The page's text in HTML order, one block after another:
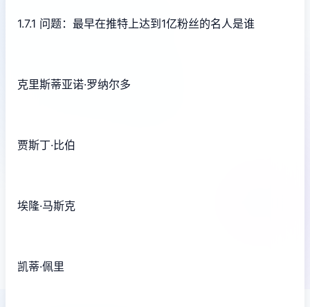
1.7.1 问题：最早在推特上达到1亿粉丝的名人是谁
克里斯蒂亚诺·罗纳尔多
贾斯丁·比伯
埃隆·马斯克
凯蒂·佩里